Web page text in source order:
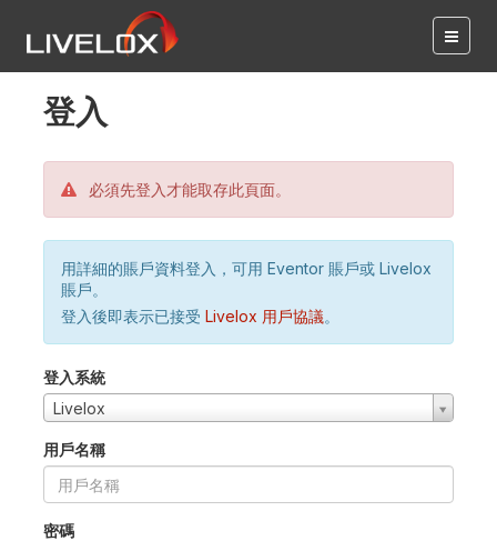
登入
必須先登入才能取存此頁面。
用詳細的賬戶資料登入，可用 Eventor 賬戶或 Livelox
賬戶。
登入後即表示已接受 Livelox 用戶協議。
登入系統
Livelox
用戶名稱
密碼